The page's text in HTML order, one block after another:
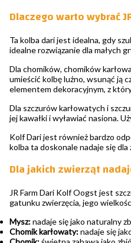
Dlaczego warto wybrać
Ta kolba dari jest idealna, gdy
idealne rozwiązanie dla małych
Dla chomików, chomików
umieścić kolbę luźno, wsunąć ją
elementem dekoracyjnym, z
Dla szczurów karłowatych i
jej kawałki i wyławiać nasiona.
Kolf Dari jest również bardzo
kolba ta doskonale nadaje się
Dla jakich zwierząt
JR Farm Dari Kolf Oogst jest
gatunku zwierzęcia, jego
Mysz:nadaje się jako naturalny
Chomik karłowaty:nadaje się